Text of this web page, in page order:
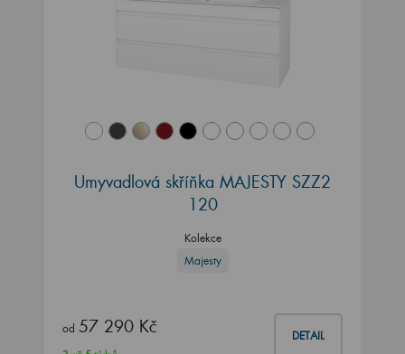
Umyvadlová skříňka MAJESTY SZZ2
120
Kolekce
Majesty
od 57 290 Kč DETAIL